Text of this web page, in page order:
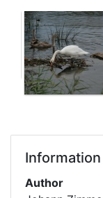
Information
Author